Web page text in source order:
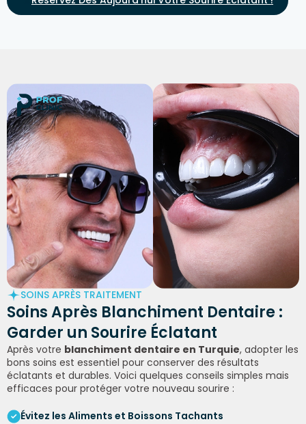
SOINS APRÈS TRAITEMENT
Soins Après Blanchiment Dentaire :
Garder un Sourire Éclatant
Après votre blanchiment dentaire en Turquie, adopter les
bons soins est essentiel pour conserver des résultats
éclatants et durables. Voici quelques conseils simples mais
efficaces pour protéger votre nouveau sourire :
Évitez les Aliments et Boissons Tachants